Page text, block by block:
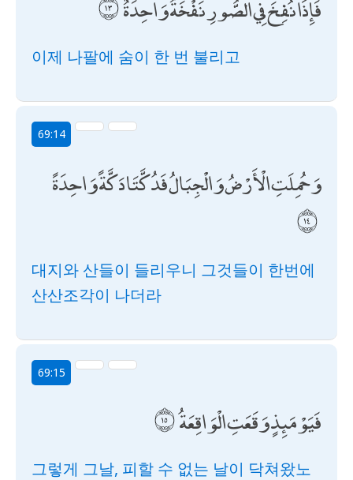
فَإِذَا نُفِخَ فِي الصُّورِ نَفْخَةٌ وَاحِدَةٌ
이제 나팔에 숨이 한 번 불리고
69:14
وَحُمِلَتِ الْأَرْضُ وَالْجِبَالُ فَدُكَّتَا دَكَّةً وَاحِدَةً
대지와 산들이 들리우니 그것들이 한번에
산산조각이 나더라
69:15
فَيَوْمَئِذٍ وَقَعَتِ الْوَاقِعَةُ
그렇게 그날, 피할 수 없는 날이 닥쳐왔노